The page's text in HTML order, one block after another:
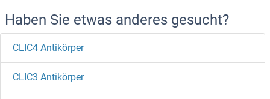
Haben Sie etwas anderes gesucht?
CLIC4 Antikörper
CLIC3 Antikörper